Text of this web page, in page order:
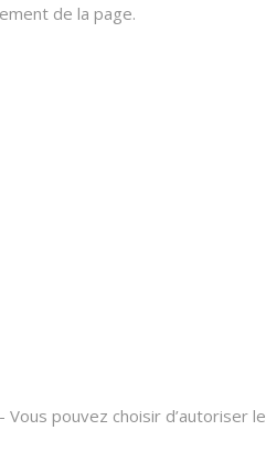
de la page.
pouvez choisir d’autoriser